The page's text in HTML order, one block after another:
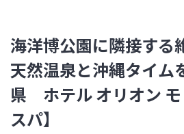
海洋博公園に隣接する
天然温泉と沖縄タイム
県 ホテル オリオン
スパ】